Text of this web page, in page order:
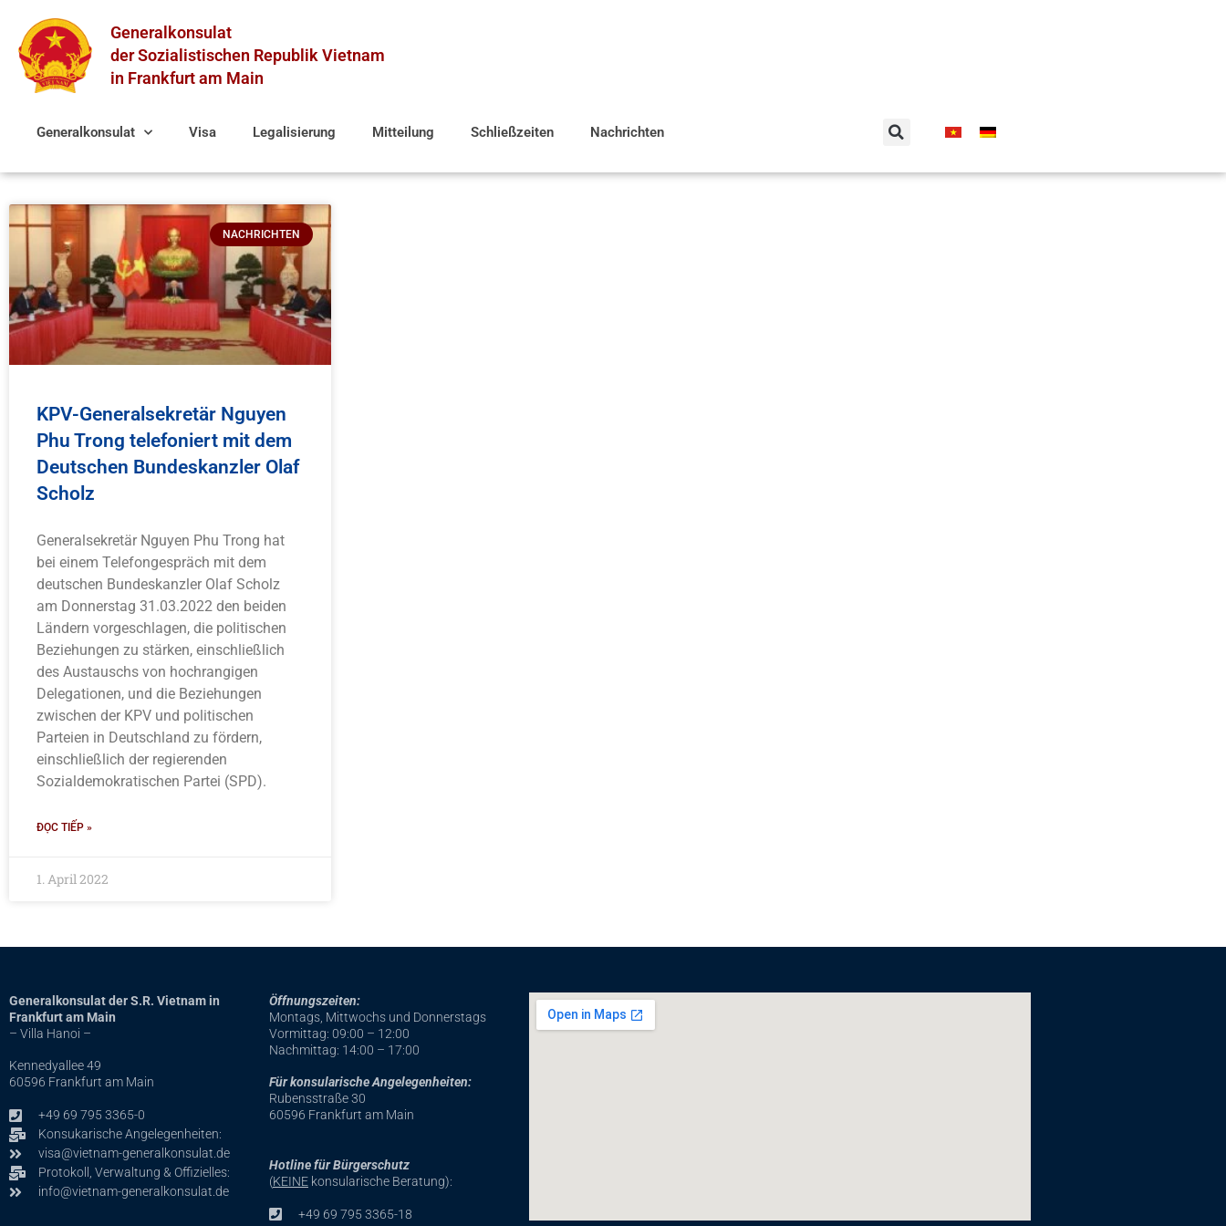
Inhalt
springen
Generalkonsulat
der Sozialistischen Republik Vietnam
in Frankfurt am Main
Generalkonsulat Visa Legalisierung Mitteilung Schließzeiten Nachrichten
NACHRICHTEN
KPV-Generalsekretär Nguyen
Phu Trong telefoniert mit dem
Deutschen Bundeskanzler Olaf
Scholz
Generalsekretär Nguyen Phu Trong hat
bei einem Telefongespräch mit dem
deutschen Bundeskanzler Olaf Scholz
am Donnerstag 31.03.2022 den beiden
Ländern vorgeschlagen, die politischen
Beziehungen zu stärken, einschließlich
des Austauschs von hochrangigen
Delegationen, und die Beziehungen
zwischen der KPV und politischen
Parteien in Deutschland zu fördern,
einschließlich der regierenden
Sozialdemokratischen Partei (SPD).
ĐỌC TIẾP »
1. April 2022
Generalkonsulat der S.R. Vietnam in
Frankfurt am Main
– Villa Hanoi –
Kennedyallee 49
60596 Frankfurt am Main
+49 69 795 3365-0
Konsukarische Angelegenheiten:
visa@vietnam-generalkonsulat.de
Protokoll, Verwaltung & Offizielles:
info@vietnam-generalkonsulat.de
Öffnungszeiten:
Montags, Mittwochs und Donnerstags
Vormittag: 09:00 – 12:00
Nachmittag: 14:00 – 17:00
Für konsularische Angelegenheiten:
Rubensstraße 30
60596 Frankfurt am Main
Hotline für Bürgerschutz
(KEINE konsularische Beratung):
+49 69 795 3365-18